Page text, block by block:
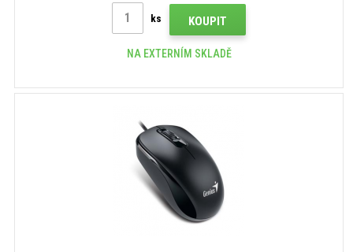
ks KOUPIT
NA EXTERNÍM SKLADĚ